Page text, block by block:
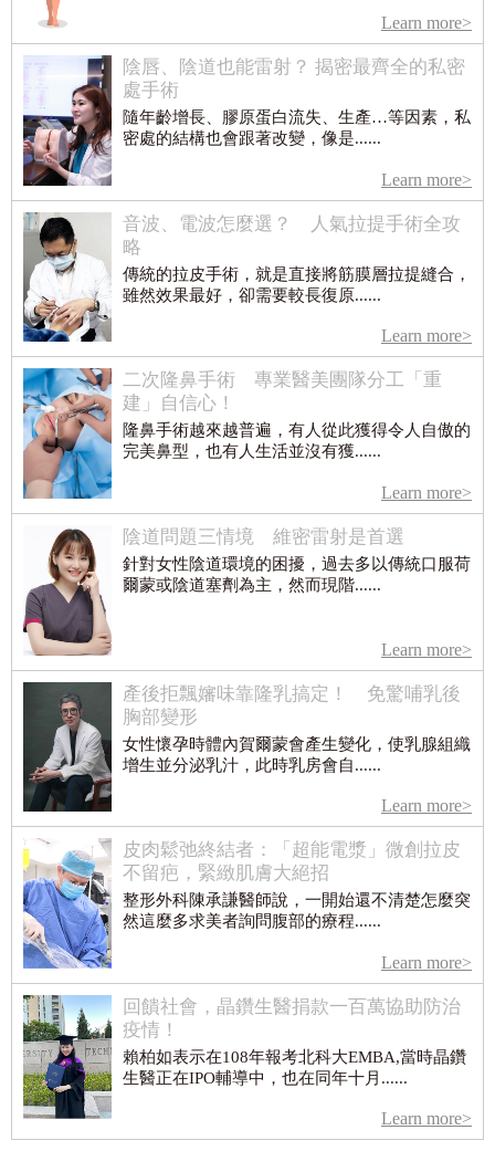
Learn more>
陰唇、陰道也能雷射？ 揭密最齊全的私密
處手術
隨年齡增長、膠原蛋白流失、生產…等因素，私
密處的結構也會跟著改變，像是......
Learn more>
音波、電波怎麼選？ 人氣拉提手術全攻
略
傳統的拉皮手術，就是直接將筋膜層拉提縫合，
雖然效果最好，卻需要較長復原......
Learn more>
二次隆鼻手術 專業醫美團隊分工「重
建」自信心！
隆鼻手術越來越普遍，有人從此獲得令人自傲的
完美鼻型，也有人生活並沒有獲......
Learn more>
陰道問題三情境 維密雷射是首選
針對女性陰道環境的困擾，過去多以傳統口服荷
爾蒙或陰道塞劑為主，然而現階......
Learn more>
產後拒飄嬸味靠隆乳搞定！ 免驚哺乳後
胸部變形
女性懷孕時體內賀爾蒙會產生變化，使乳腺組織
增生並分泌乳汁，此時乳房會自......
Learn more>
皮肉鬆弛終結者：「超能電漿」微創拉皮
不留疤，緊緻肌膚大絕招
整形外科陳承謙醫師說，一開始還不清楚怎麼突
然這麼多求美者詢問腹部的療程......
Learn more>
回饋社會，晶鑽生醫捐款一百萬協助防治
疫情！
賴柏如表示在108年報考北科大EMBA,當時晶鑽
生醫正在IPO輔導中，也在同年十月......
Learn more>